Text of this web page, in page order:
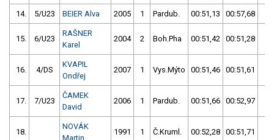
14. 5/U23 BEIER Alva 2005 1 Pardub. 00:51,13 00:57,68
15. 6/U23
RAŠNER
Karel
2004 2 Boh.Pha 00:51,42 00:51,28
16. 4/DS
KVAPIL
Ondřej
2007 1 Vys.Mýto 00:51,46 00:51,61
17. 7/U23
ČAMEK
David
2006 1 Pardub. 00:51,66 00:52,97
18.
NOVÁK
Martin
1991 1 Č.Kruml. 00:52,28 00:51,71